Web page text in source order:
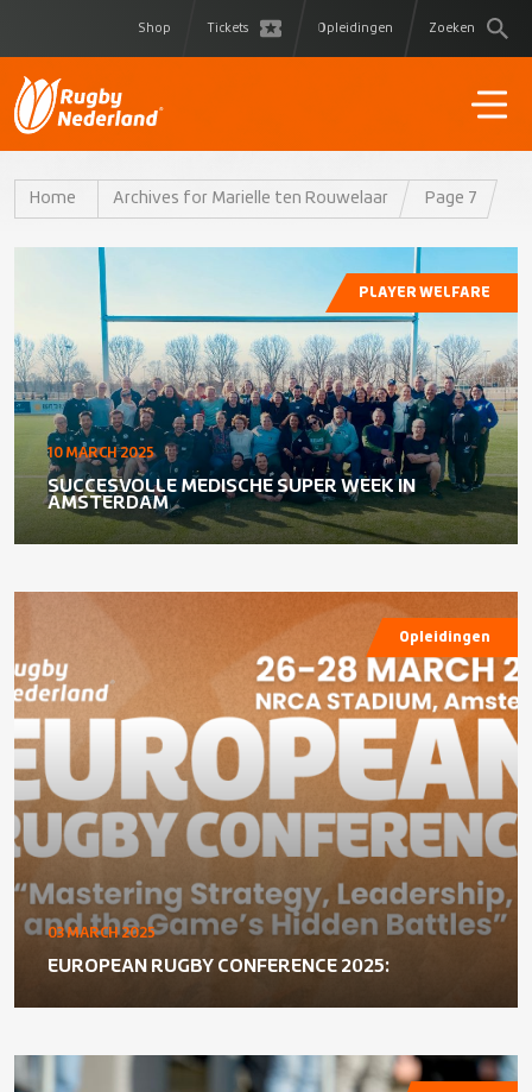
Shop Tickets Opleidingen Zoeken
Home Archives for Marielle ten Rouwelaar Page 7
10 MARCH 2025
SUCCESVOLLE MEDISCHE SUPER WEEK IN
AMSTERDAM
PLAYER WELFARE
03 MARCH 2025
EUROPEAN RUGBY CONFERENCE 2025:
Opleidingen